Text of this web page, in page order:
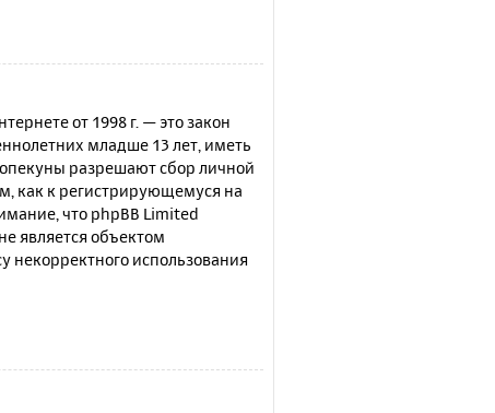
от 1998 г. — это закон
младше 13 лет, иметь
разрешают сбор личной
как к регистрирующемуся на
что phpBB Limited
является объектом
некорректного использования